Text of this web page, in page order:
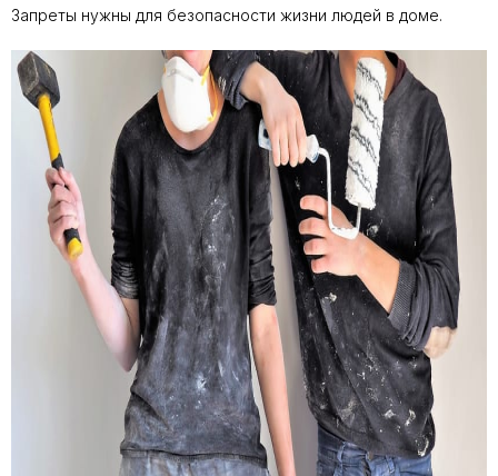
Запреты нужны для безопасности жизни людей в доме.